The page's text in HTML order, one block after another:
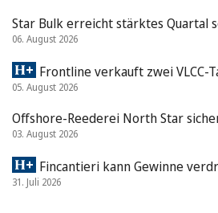
Star Bulk erreicht stärktes Quartal
06. August 2026
Frontline verkauft zwei VLCC-
05. August 2026
Offshore-Reederei North Star
03. August 2026
Fincantieri kann Gewinne
31. Juli 2026